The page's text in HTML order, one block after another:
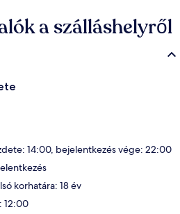
a szálláshelyről
14:00, bejelentkezés vége: 22:00
korhatára: 18 év
12:00